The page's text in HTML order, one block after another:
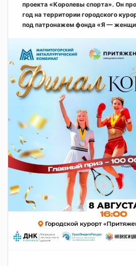
проекта «Королевы спорта». Он
год на территории городского
под патронажем фонда «Я —